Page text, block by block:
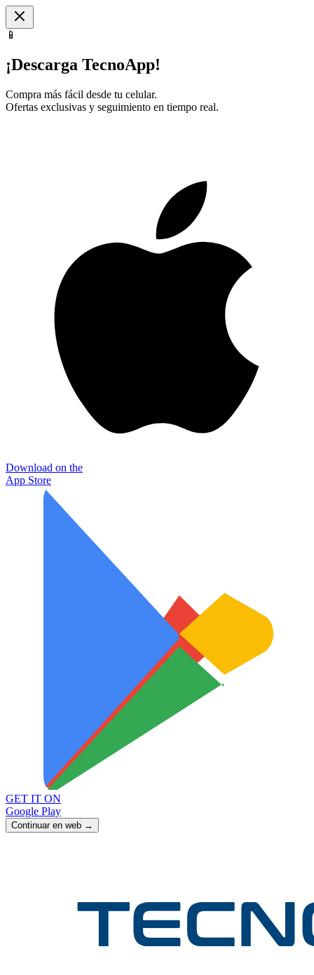
📱
¡Descarga TecnoApp!
Compra más fácil desde tu celular.
Ofertas exclusivas y seguimiento en tiempo real.
Download on the
App Store
GET IT ON
Google Play
Continuar en web →